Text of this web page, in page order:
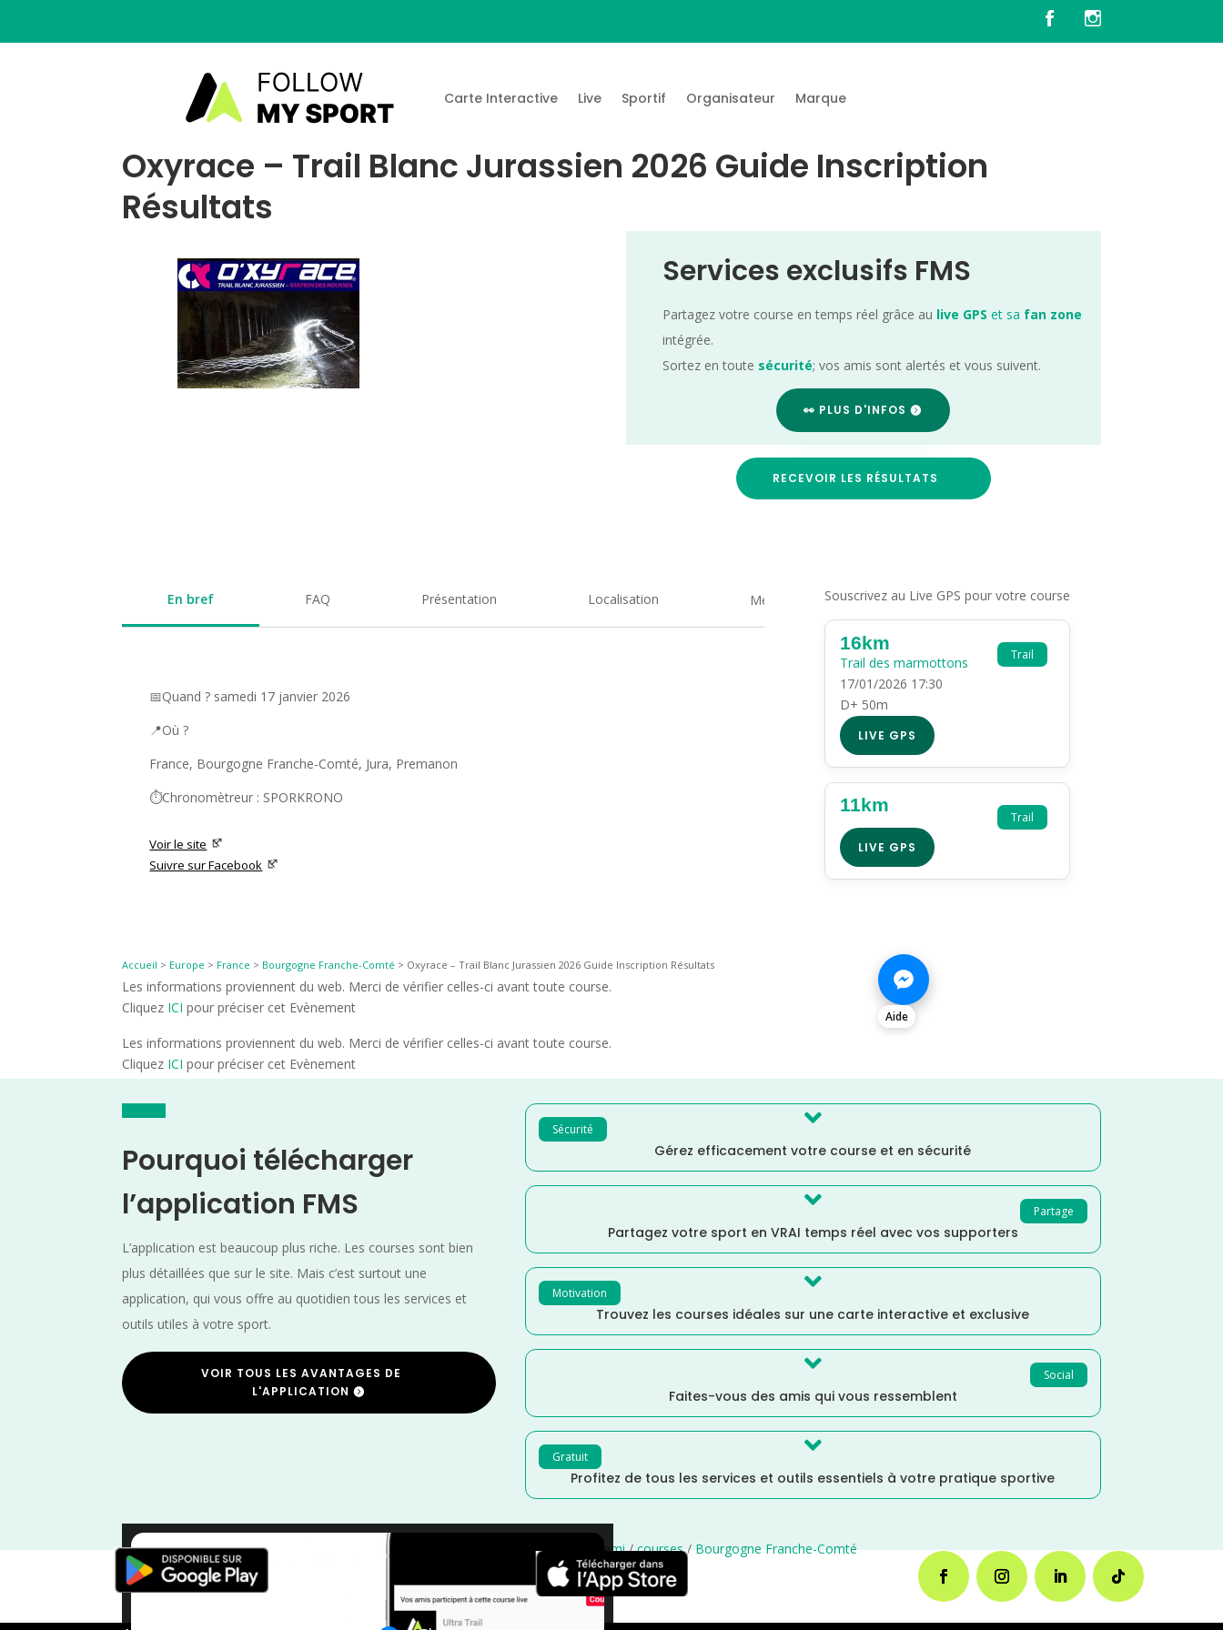
Carte Interactive Live Sportif Organisateur Marque
Oxyrace – Trail Blanc Jurassien 2026 Guide Inscription
Résultats
Services exclusifs FMS
Partagez votre course en temps réel grâce au live GPS et sa fan zone
intégrée.
Sortez en toute sécurité; vos amis sont alertés et vous suivent.
👀 PLUS D'INFOS
RECEVOIR LES RÉSULTATS
En bref FAQ Présentation Localisation Medias
📅Quand ? samedi 17 janvier 2026
📍Où ?
France, Bourgogne Franche-Comté, Jura, Premanon
⏱️Chronomètreur : SPORKRONO
Voir le site
Suivre sur Facebook
Souscrivez au Live GPS pour votre course
Trail
16km
Trail des marmottons
17/01/2026 17:30
D+ 50m
LIVE GPS
Trail
11km
LIVE GPS
Accueil > Europe > France > Bourgogne Franche-Comté > Oxyrace – Trail Blanc Jurassien 2026 Guide Inscription Résultats
Les informations proviennent du web. Merci de vérifier celles-ci avant toute course.
Cliquez ICI pour préciser cet Evènement
Les informations proviennent du web. Merci de vérifier celles-ci avant toute course.
Cliquez ICI pour préciser cet Evènement
Aide
Pourquoi télécharger
l’application FMS
L’application est beaucoup plus riche. Les courses sont bien
plus détaillées que sur le site. Mais c’est surtout une
application, qui vous offre au quotidien tous les services et
outils utiles à votre sport.
VOIR TOUS LES AVANTAGES DE
L'APPLICATION
Sécurité 
Gérez efficacement votre course et en sécurité
Partage

Partagez votre sport en VRAI temps réel avec vos supporters
Motivation 
Trouvez les courses idéales sur une carte interactive et exclusive
Social

Faites-vous des amis qui vous ressemblent
Gratuit 
Profitez de tous les services et outils essentiels à votre pratique sportive
×
Trail /Distance Semi/courses/Bourgogne Franche-Comté